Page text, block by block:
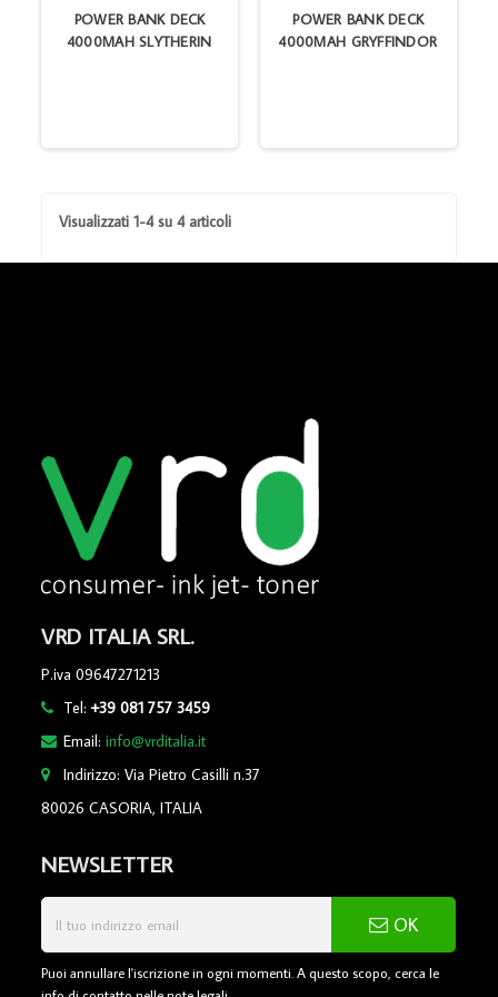
POWER BANK DECK
4000MAH SLYTHERIN
POWER BANK DECK
4000MAH GRYFFINDOR
Visualizzati 1-4 su 4 articoli
VRD ITALIA SRL.
P.iva 09647271213
Tel:+39 081 757 3459
Email:info@vrditalia.it
Indirizzo: Via Pietro Casilli n.37
80026 CASORIA, ITALIA
NEWSLETTER
OK
Puoi annullare l'iscrizione in ogni momenti. A questo scopo, cerca le